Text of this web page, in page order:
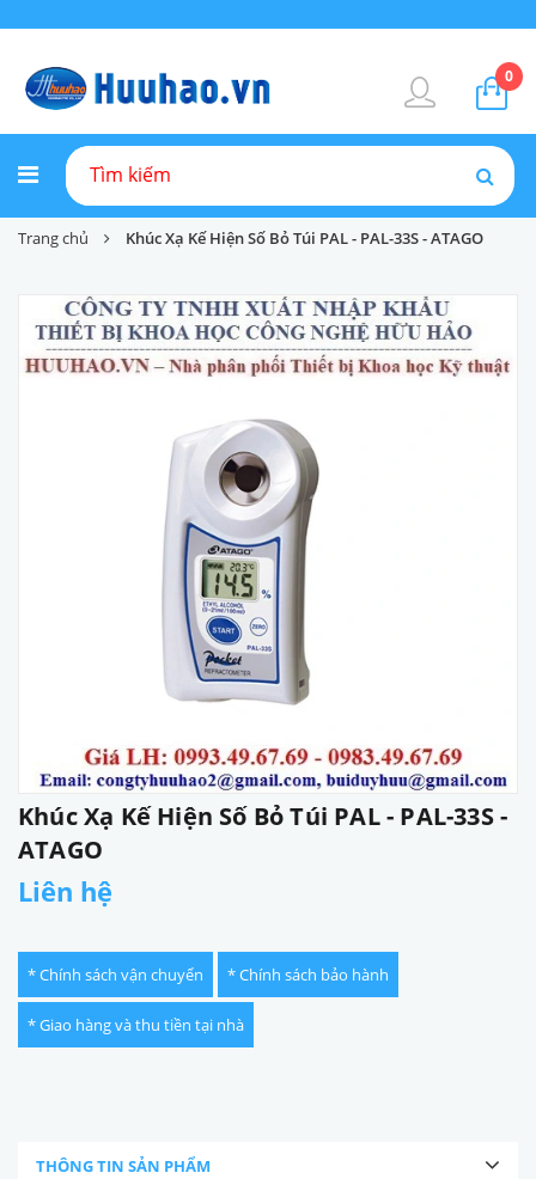
0
Trang chủ Khúc Xạ Kế Hiện Số Bỏ Túi PAL - PAL-33S - ATAGO
Khúc Xạ Kế Hiện Số Bỏ Túi PAL - PAL-33S -
ATAGO
Liên hệ
* Chính sách vận chuyển * Chính sách bảo hành
* Giao hàng và thu tiền tại nhà
THÔNG TIN SẢN PHẨM